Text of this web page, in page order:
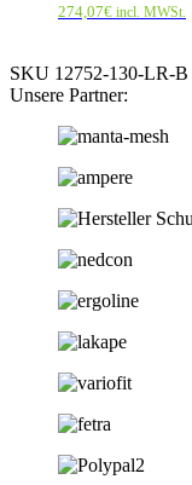
274,07€ incl. MWSt.
SKU 12752-130-LR-B
Unsere Partner: